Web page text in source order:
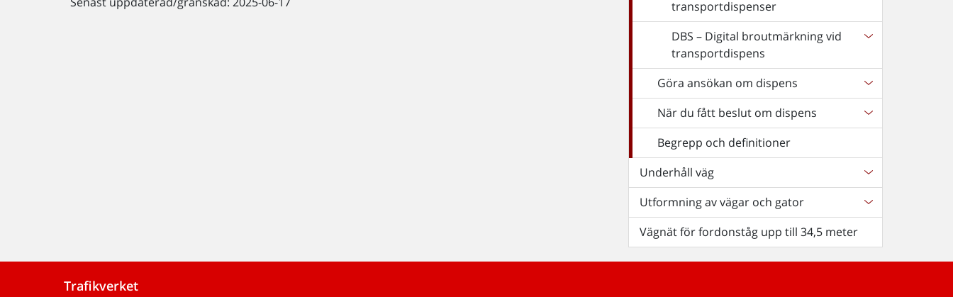
transportdispenser
DBS – Digital broutmärkning vid
transportdispens
Göra ansökan om dispens
När du fått beslut om dispens
Begrepp och definitioner
Underhåll väg
Utformning av vägar och gator
Vägnät för fordonståg upp till 34,5 meter
Trafikverket